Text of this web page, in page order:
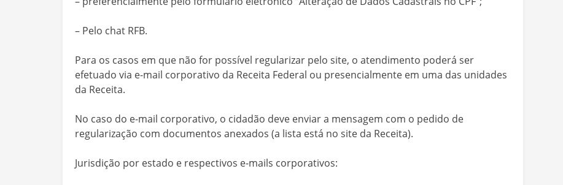
– Pelo chat RFB.
Para os casos em que não for possível regularizar pelo site, o atendimento poderá ser
efetuado via e-mail corporativo da Receita Federal ou presencialmente em uma das unidades
da Receita.
No caso do e-mail corporativo, o cidadão deve enviar a mensagem com o pedido de
regularização com documentos anexados (a lista está no site da Receita).
Jurisdição por estado e respectivos e-mails corporativos: